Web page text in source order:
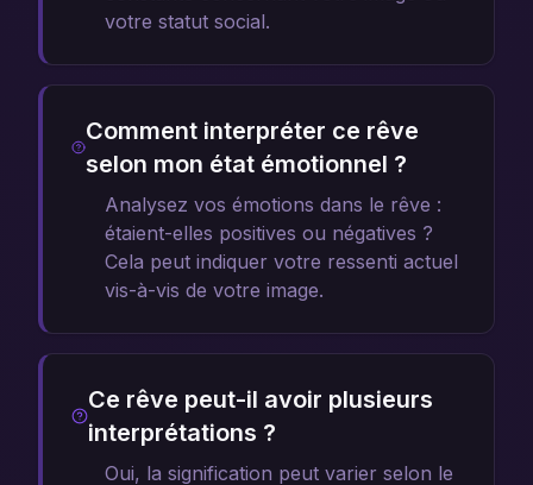
votre statut social.
Comment interpréter ce rêve
selon mon état émotionnel ?
Analysez vos émotions dans le rêve :
étaient-elles positives ou négatives ?
Cela peut indiquer votre ressenti actuel
vis-à-vis de votre image.
Ce rêve peut-il avoir plusieurs
interprétations ?
Oui, la signification peut varier selon le